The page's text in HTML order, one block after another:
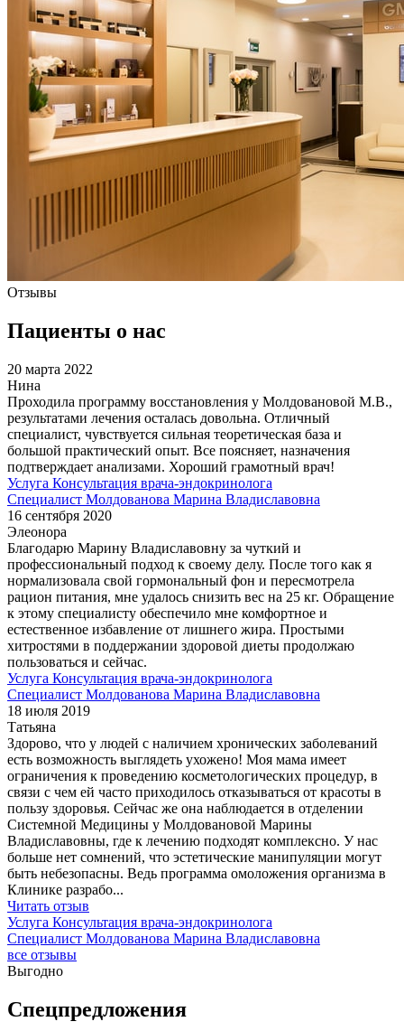
Отзывы
Пациенты о нас
20 марта 2022
Нина
Проходила программу восстановления у Молдовановой М.В.,
результатами лечения осталась довольна. Отличный
специалист, чувствуется сильная теоретическая база и
большой практический опыт. Все поясняет, назначения
подтверждает анализами. Хороший грамотный врач!
Услуга Консультация врача-эндокринолога
Специалист Молдованова Марина Владиславовна
16 сентября 2020
Элеонора
Благодарю Марину Владиславовну за чуткий и
профессиональный подход к своему делу. После того как я
нормализовала свой гормональный фон и пересмотрела
рацион питания, мне удалось снизить вес на 25 кг. Обращение
к этому специалисту обеспечило мне комфортное и
естественное избавление от лишнего жира. Простыми
хитростями в поддержании здоровой диеты продолжаю
пользоваться и сейчас.
Услуга Консультация врача-эндокринолога
Специалист Молдованова Марина Владиславовна
18 июля 2019
Татьяна
Здорово, что у людей с наличием хронических заболеваний
есть возможность выглядеть ухожено! Моя мама имеет
ограничения к проведению косметологических процедур, в
связи с чем ей часто приходилось отказываться от красоты в
пользу здоровья. Сейчас же она наблюдается в отделении
Системной Медицины у Молдовановой Марины
Владиславовны, где к лечению подходят комплексно. У нас
больше нет сомнений, что эстетические манипуляции могут
быть небезопасны. Ведь программа омоложения организма в
Клинике разрабо...
Читать отзыв
Услуга Консультация врача-эндокринолога
Специалист Молдованова Марина Владиславовна
все отзывы
Выгодно
Спецпредложения